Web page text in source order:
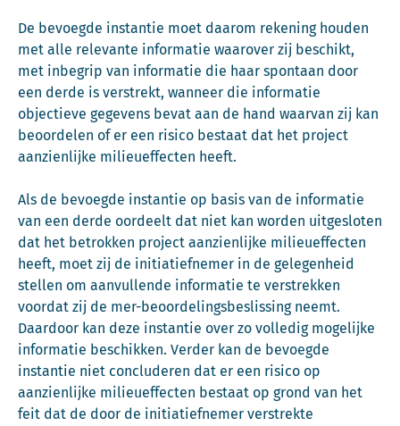
De bevoegde instantie moet daarom rekening houden
met alle relevante informatie waarover zij beschikt,
met inbegrip van informatie die haar spontaan door
een derde is verstrekt, wanneer die informatie
objectieve gegevens bevat aan de hand waarvan zij kan
beoordelen of er een risico bestaat dat het project
aanzienlijke milieueffecten heeft.
Als de bevoegde instantie op basis van de informatie
van een derde oordeelt dat niet kan worden uitgesloten
dat het betrokken project aanzienlijke milieueffecten
heeft, moet zij de initiatiefnemer in de gelegenheid
stellen om aanvullende informatie te verstrekken
voordat zij de mer-beoordelingsbeslissing neemt.
Daardoor kan deze instantie over zo volledig mogelijke
informatie beschikken. Verder kan de bevoegde
instantie niet concluderen dat er een risico op
aanzienlijke milieueffecten bestaat op grond van het
feit dat de door de initiatiefnemer verstrekte